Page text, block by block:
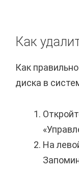
Как
Как
диска в
На